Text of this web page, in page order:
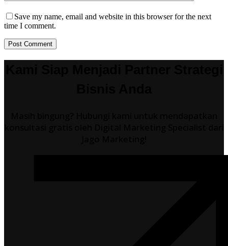
Save my name, email and website in this browser for the next
time I comment.
Post Comment